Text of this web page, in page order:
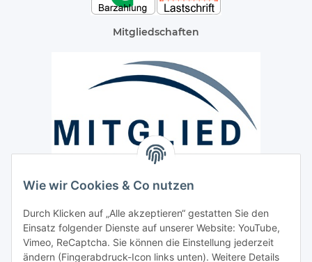
Wie wir Cookies & Co nutzen
Durch Klicken auf „Alle akzeptieren“ gestatten Sie den
Einsatz folgender Dienste auf unserer Website: YouTube,
Vimeo, ReCaptcha. Sie können die Einstellung jederzeit
ändern (Fingerabdruck-Icon links unten). Weitere Details
Mitgliedschaften
Paketdienst und Spedition
Regionaler Lieferservice im Umkreis von ca. 60 Km